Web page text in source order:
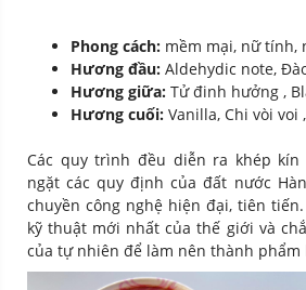
Phong cách: mềm mại, nữ tính,
Hương đầu: Aldehydic note,
Hương giữa: Tử đinh hưởng ,
Hương cuối: Vanilla, Chi vòi voi
Các quy trình đều diễn ra khép
ngặt các quy định của đất nước
chuyền công nghệ hiện đại, tiên
kỹ thuật mới nhất của thế giới và
của tự nhiên để làm nên thành phẩm